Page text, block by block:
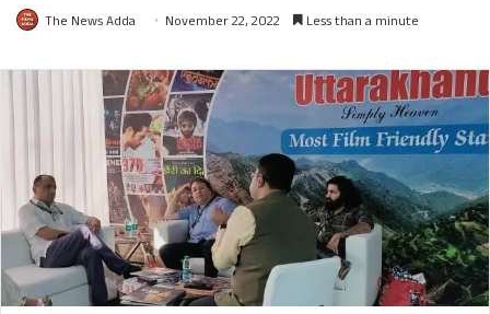
The News Adda November 22, 2022 Less than a minute